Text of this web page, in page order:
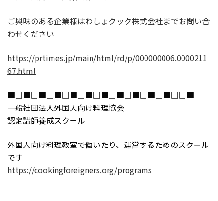
ご興味のある企業様はわしょクック株式会社までお問い合
わせください
https://prtimes.jp/main/html/rd/p/000000006.0000211
67.html
■□■□■□■□■□■□■□■□■□■□■□□■
一般社団法人外国人向け料理協会
認定講師養成スクール
外国人向け料理教室で働いたり、 運営するためのスクール
です
https://cookingforeigners.org/programs